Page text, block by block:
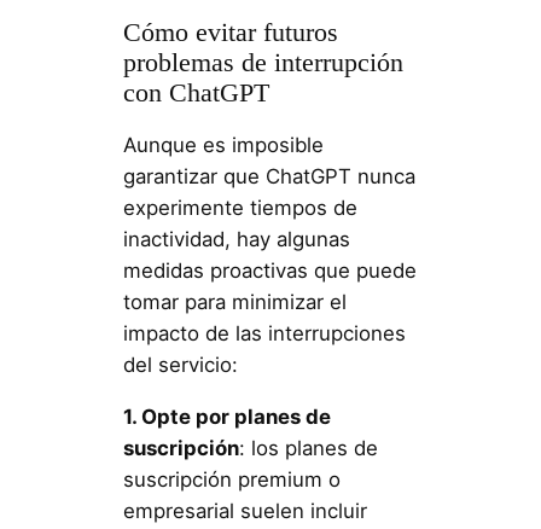
Cómo evitar futuros
problemas de interrupción
con ChatGPT
Aunque es imposible
garantizar que ChatGPT nunca
experimente tiempos de
inactividad, hay algunas
medidas proactivas que puede
tomar para minimizar el
impacto de las interrupciones
del servicio:
1. Opte por planes de
suscripción: los planes de
suscripción premium o
empresarial suelen incluir